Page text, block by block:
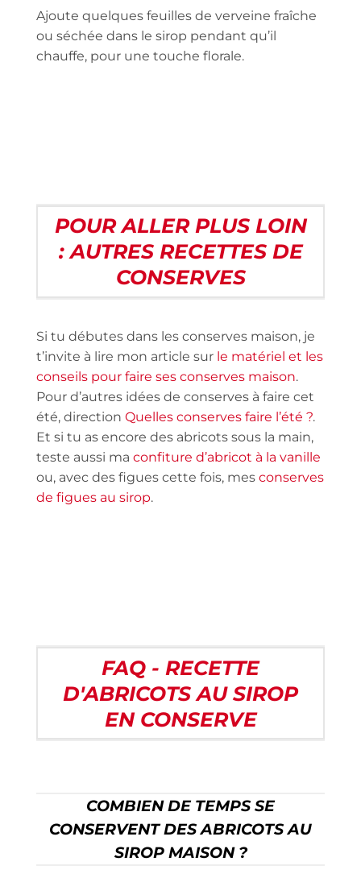
Ajoute quelques feuilles de verveine fraîche
ou séchée dans le sirop pendant qu’il
chauffe, pour une touche florale.
POUR ALLER PLUS LOIN
: AUTRES RECETTES DE
CONSERVES
Si tu débutes dans les conserves maison, je
t’invite à lire mon article sur le matériel et les
conseils pour faire ses conserves maison.
Pour d’autres idées de conserves à faire cet
été, direction Quelles conserves faire l’été ?.
Et si tu as encore des abricots sous la main,
teste aussi ma confiture d’abricot à la vanille
ou, avec des figues cette fois, mes conserves
de figues au sirop.
FAQ - RECETTE
D'ABRICOTS AU SIROP
EN CONSERVE
COMBIEN DE TEMPS SE
CONSERVENT DES ABRICOTS AU
SIROP MAISON ?